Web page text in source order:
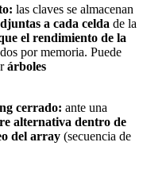
las claves se almacenan
a cada celda de la
el rendimiento de la
por memoria. Puede
árboles
cerrado: ante una
alternativa dentro de
del array (secuencia de